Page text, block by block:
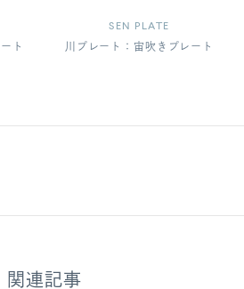
ト
SEN PLATE
川プレート：宙吹きプレート
関連記事